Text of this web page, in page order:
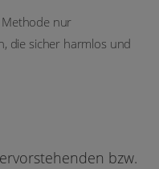
Methode nur
die sicher harmlos und
bzw.